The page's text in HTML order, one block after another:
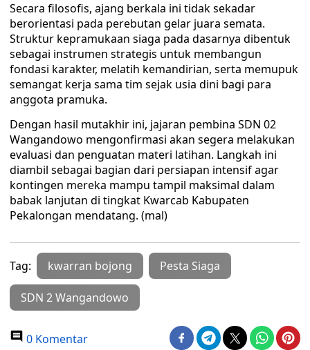
Secara filosofis, ajang berkala ini tidak sekadar
berorientasi pada perebutan gelar juara semata.
Struktur kepramukaan siaga pada dasarnya dibentuk
sebagai instrumen strategis untuk membangun
fondasi karakter, melatih kemandirian, serta memupuk
semangat kerja sama tim sejak usia dini bagi para
anggota pramuka.
Dengan hasil mutakhir ini, jajaran pembina SDN 02
Wangandowo mengonfirmasi akan segera melakukan
evaluasi dan penguatan materi latihan. Langkah ini
diambil sebagai bagian dari persiapan intensif agar
kontingen mereka mampu tampil maksimal dalam
babak lanjutan di tingkat Kwarcab Kabupaten
Pekalongan mendatang. (mal)
Tag: kwarran bojong Pesta Siaga
SDN 2 Wangandowo
0 Komentar